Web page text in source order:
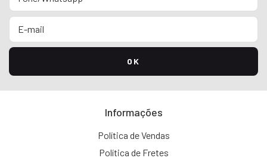
Informações
Política de Vendas
Política de Fretes